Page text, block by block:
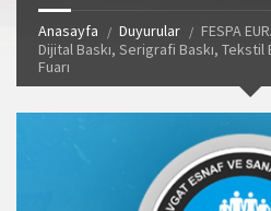
Anasayfa Duyurular
FESPA
Dijital Baskı, Serigrafi Baskı,
Fuarı